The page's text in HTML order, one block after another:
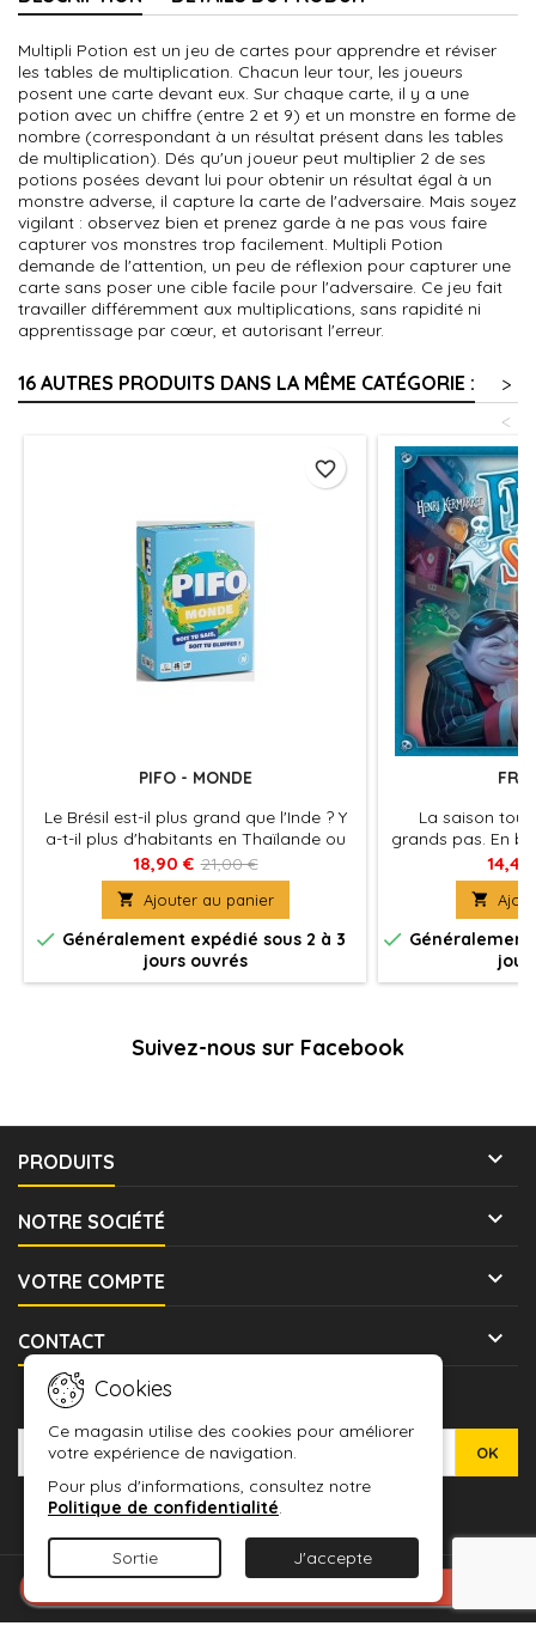
Multipli Potion est un jeu de cartes pour apprendre et réviser
les tables de multiplication. Chacun leur tour, les joueurs
posent une carte devant eux. Sur chaque carte, il y a une
potion avec un chiffre (entre 2 et 9) et un monstre en forme de
nombre (correspondant à un résultat présent dans les tables
de multiplication). Dés qu'un joueur peut multiplier 2 de ses
potions posées devant lui pour obtenir un résultat égal à un
monstre adverse, il capture la carte de l'adversaire. Mais soyez
vigilant : observez bien et prenez garde à ne pas vous faire
capturer vos monstres trop facilement. Multipli Potion
demande de l'attention, un peu de réflexion pour capturer une
carte sans poser une cible facile pour l'adversaire. Ce jeu fait
travailler différemment aux multiplications, sans rapidité ni
apprentissage par cœur, et autorisant l'erreur.
16 AUTRES PRODUITS DANS LA MÊME CATÉGORIE :
>
<
PIFO - MONDE
Le Brésil est-il plus grand que l'Inde ? Y
a-t-il plus d'habitants en Thaïlande ou
en Espagne ? Vous avez la réponse ?
Placez les cartes et gagnez. Vous n'en
avez aucune idée ? Bluffez et gagnez
quand même !
18,90 € 21,00 €
 Ajouter au panier
 Généralement expédié sous 2 à 3
jours ouvrés
favorite_border
La saison
grands pas. En
venu au Freak
manoir des
souvenir le

 Généralement
Suivez-nous sur Facebook
PRODUITS 
NOTRE SOCIÉTÉ 
VOTRE COMPTE 
CONTACT 
Cookies
Ce magasin utilise des cookies pour améliorer
votre expérience de navigation.
Pour plus d'informations, consultez notre
Politique de confidentialité.
Sortie J'accepte
LETTRE D'INFORMATIONS
© Copyright 2026 WARMASHOP - L'ANTRE DES JEUX. All Rights
Reserved.